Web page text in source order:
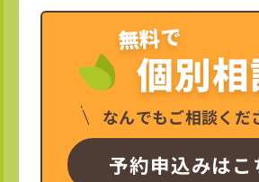
無料で
個別
なんでもご相談くだ
予約申込みはこ